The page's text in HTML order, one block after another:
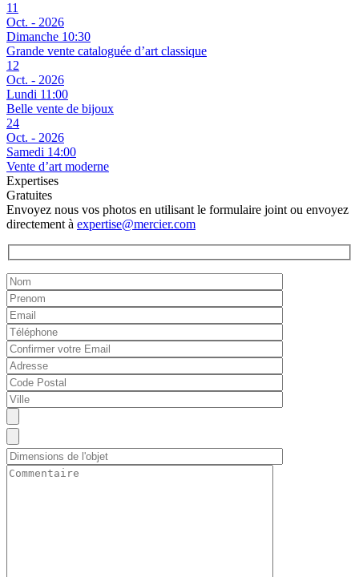
11
Oct. - 2026
Dimanche 10:30
Grande vente cataloguée d’art classique
12
Oct. - 2026
Lundi 11:00
Belle vente de bijoux
24
Oct. - 2026
Samedi 14:00
Vente d’art moderne
Expertises
Gratuites
Envoyez nous vos photos en utilisant le formulaire joint ou envoyez
directement à expertise@mercier.com